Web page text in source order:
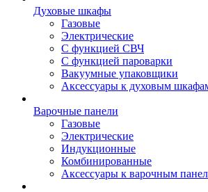
Духовые шкафы
Газовые
Электрические
С функцией СВЧ
С функцией пароварки
Вакуумные упаковщики
Аксессуары к духовым
Варочные панели
Газовые
Электрические
Индукционные
Комбинированные
Аксессуары к варочным